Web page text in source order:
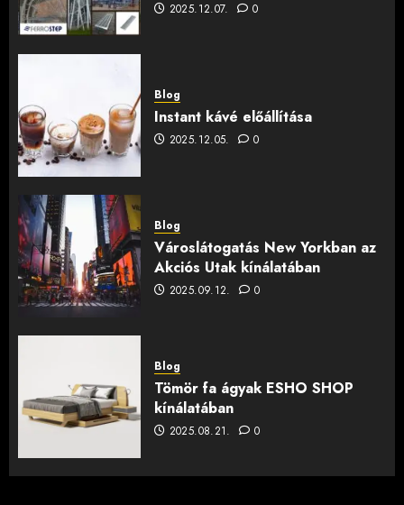
2025.12.07. 0
Blog
Instant kávé előállítása
2025.12.05. 0
Blog
Városlátogatás New Yorkban az
Akciós Utak kínálatában
2025.09.12. 0
Blog
Tömör fa ágyak ESHO SHOP
kínálatában
2025.08.21. 0